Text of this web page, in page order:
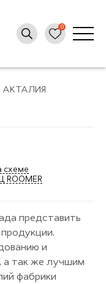
АКТАЛИЯ
схеме
ROOMER
представить
и
а так же лучшим
фабрики